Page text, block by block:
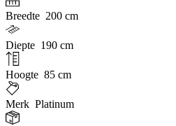
Breedte 200 cm
Diepte 190 cm
Hoogte 85 cm
Merk Platinum